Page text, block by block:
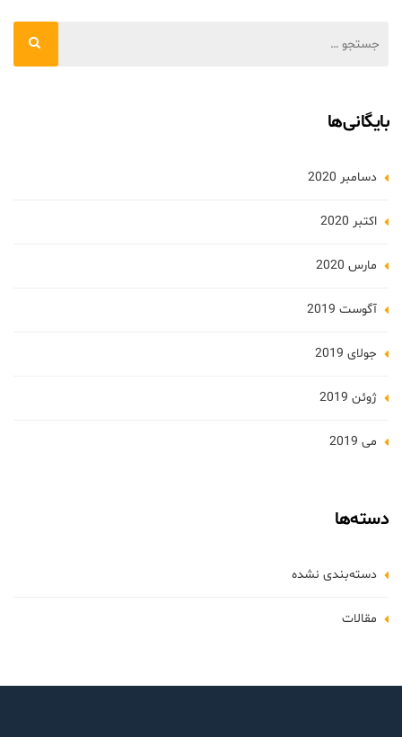
بایگانی‌ها
دسامبر 2020
اکتبر 2020
مارس 2020
آگوست 2019
جولای 2019
ژوئن 2019
می 2019
دسته‌ها
دسته‌بندی نشده
مقالات